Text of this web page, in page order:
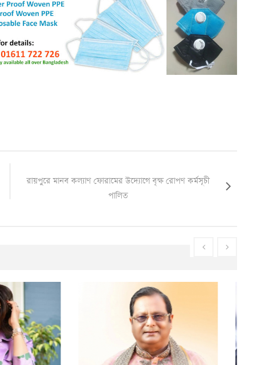
রায়পুরে মানব কল্যাণ ফোরামের উদ্যোগে বৃক্ষ রোপণ কর্মসূচী
পালিত